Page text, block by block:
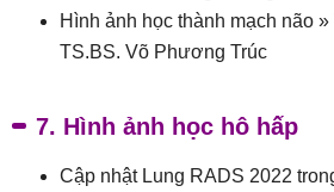
Hình ảnh học thành mạch não »
TS.BS. Võ Phương Trúc
7. Hình ảnh học hô hấp
Cập nhật Lung RADS 2022